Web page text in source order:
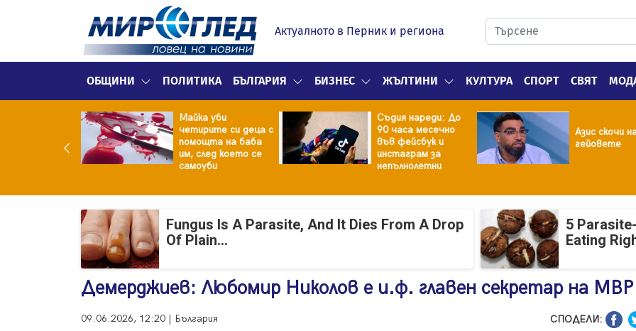
Актуалното в Перник и региона
ОБЩИНИ ПОЛИТИКА БЪЛГАРИЯ БИЗНЕС ЖЪЛТИНИ КУЛТУРА СПОРТ СВЯТ
и полово
Майка уби
четирите си деца с
помощта на баба
им, след което се
самоуби
Съдия нареди: До
90 часа месечно
във фейсбук и
инстаграм за
непълнолетни
Азис скочи
гейовете
Fungus Is A Parasite, And It Dies From A Drop
Of Plain...
5
Eating
Демерджиев: Любомир Николов е и.ф. главен секретар на МВР
09.06.2026, 12:20 | България СПОДЕЛИ: